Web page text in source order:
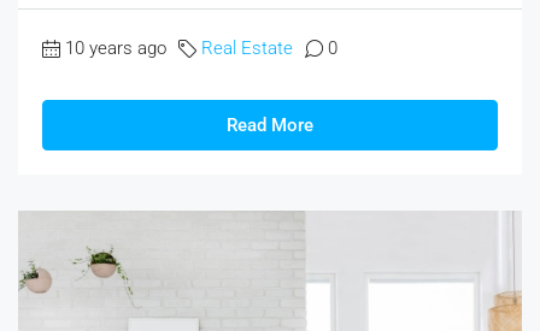
10 years ago Real Estate 0
Read More